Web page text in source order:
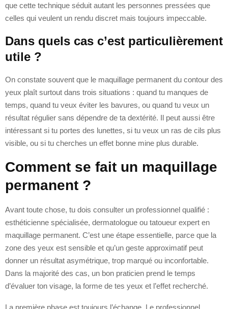
que cette technique séduit autant les personnes pressées que
celles qui veulent un rendu discret mais toujours impeccable.
Dans quels cas c’est particulièrement
utile ?
On constate souvent que le maquillage permanent du contour des
yeux plaît surtout dans trois situations : quand tu manques de
temps, quand tu veux éviter les bavures, ou quand tu veux un
résultat régulier sans dépendre de ta dextérité. Il peut aussi être
intéressant si tu portes des lunettes, si tu veux un ras de cils plus
visible, ou si tu cherches un effet bonne mine plus durable.
Comment se fait un maquillage
permanent ?
Avant toute chose, tu dois consulter un professionnel qualifié :
esthéticienne spécialisée, dermatologue ou tatoueur expert en
maquillage permanent. C’est une étape essentielle, parce que la
zone des yeux est sensible et qu’un geste approximatif peut
donner un résultat asymétrique, trop marqué ou inconfortable.
Dans la majorité des cas, un bon praticien prend le temps
d’évaluer ton visage, la forme de tes yeux et l’effet recherché.
La première phase est toujours l’échange. Le professionnel